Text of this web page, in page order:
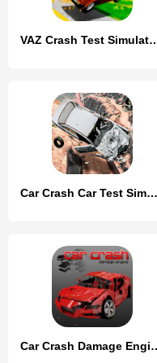
VAZ Crash
Car Crash Car Test Simulator
Car Crash